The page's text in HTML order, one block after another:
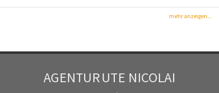
mehr anzeigen...
AGENTURUTE NICOLAI